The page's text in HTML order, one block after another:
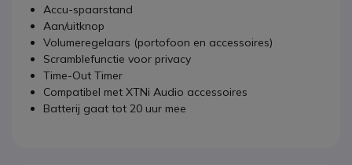
Accu-spaarstand
Aan/uitknop
Volumeregelaars (portofoon en accessoires)
Scramblefunctie voor privacy
Time-Out Timer
Compatibel met XTNi Audio accessoires
Batterij gaat tot 20 uur mee